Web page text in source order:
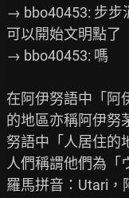
→ bbo40453: 步步
可以開始文明點了
→ bbo40453: 嗎
在阿伊努語中「阿
的地區亦稱阿伊努
努語中「人居住的
人們稱謂他們為「
羅馬拼音：Utari，